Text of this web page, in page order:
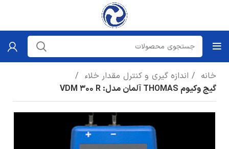
خانه
اندازه گیری و کنترل مقدار خلاء
گیج وکیوم THOMAS آلمان مدل: VDM 300 R